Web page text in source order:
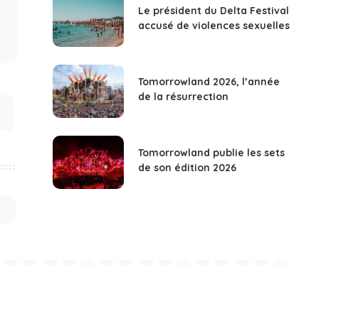
Le président du Delta Festival
accusé de violences sexuelles
Tomorrowland 2026, l’année
de la résurrection
Tomorrowland publie les sets
de son édition 2026